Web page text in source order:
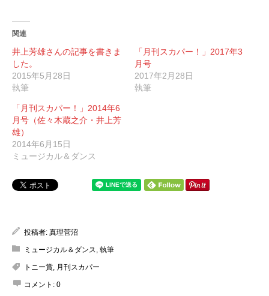
関連
井上芳雄さんの記事を書きま
した。
2015年5月28日
執筆
「月刊スカパー！」2017年3
月号
2017年2月28日
執筆
「月刊スカパー！」2014年6
月号（佐々木蔵之介・井上芳
雄）
2014年6月15日
ミュージカル＆ダンス
投稿者: 真理菅沼
ミュージカル＆ダンス, 執筆
トニー賞, 月刊スカパー
コメント: 0